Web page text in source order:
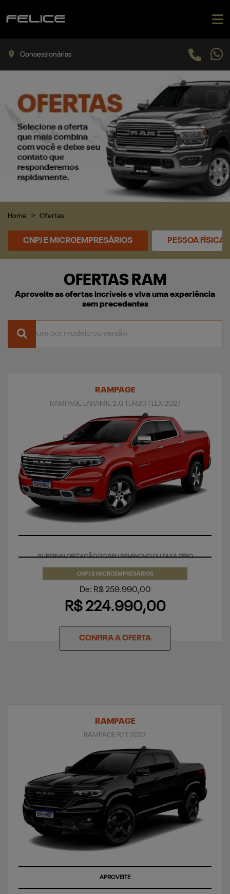
Concessionárias
Home Ofertas
CNPJ E MICROEMPRESÁRIOS PESSOA FÍSICA
OFERTAS RAM
Aproveite as ofertas incríveis e viva uma experiência
sem precedentes
RAMPAGE
RAMPAGE LARAMIE 2.0 TURBO FLEX 2027
CNPJ E MICROEMPRESÁRIOS
De: R$ 259.990,00
R$ 224.990,00
CONFIRA A OFERTA
RAMPAGE
RAMPAGE R/T 2027
APROVEITE